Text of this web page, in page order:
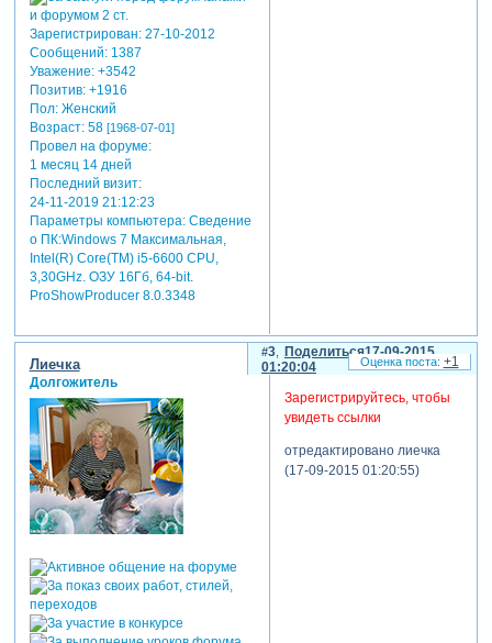
Зарегистрирован: 27-10-2012
Сообщений:1387
Уважение: +3542
Позитив: +1916
Пол:Женский
Возраст:58 [1968-07-01]
Провел на форуме:
1 месяц 14 дней
Последний визит:
24-11-2019 21:12:23
Параметры компьютера:Сведение
о ПК:Windows 7 Максимальная,
Intel(R) Core(TM) i5-6600 CPU,
3,30GHz. ОЗУ 16Гб, 64-bit.
ProShowProducer 8.0.3348
Поделиться
3
17-09-2015
01:20:04
Лиечка
Долгожитель
Зарегистрируйтесь, чтобы
увидеть ссылки
отредактировано лиечка
(17-09-2015 01:20:55)
+1